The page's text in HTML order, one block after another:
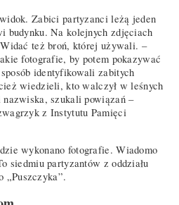
Zabici partyzanci leżą jeden
budynku. Na kolejnych zdjęciach
też broń, której używali. –
fotografie, by potem pokazywać
identyfikowali zabitych
wiedzieli, kto walczył w leśnych
szukali powiązań –
z Instytutu Pamięci
wykonano fotografie. Wiadomo
siedmiu partyzantów z oddziału
„Puszczyka”.